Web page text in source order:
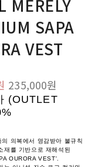
MERELY
SAPA
VEST
235,000원
(OUTLET
의 의복에서 영감받아 불규칙
재를 기반으로 재해석된
OURORA VEST'.